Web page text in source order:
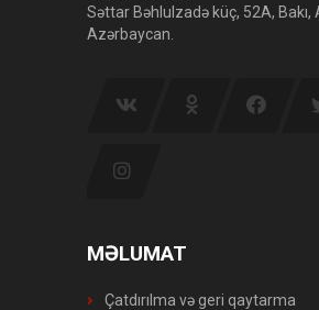
Səttar Bəhlulzadə küç, 52A, Bakı,
Azərbaycan.
MƏLUMAT
Çatdırılma və geri qaytarma